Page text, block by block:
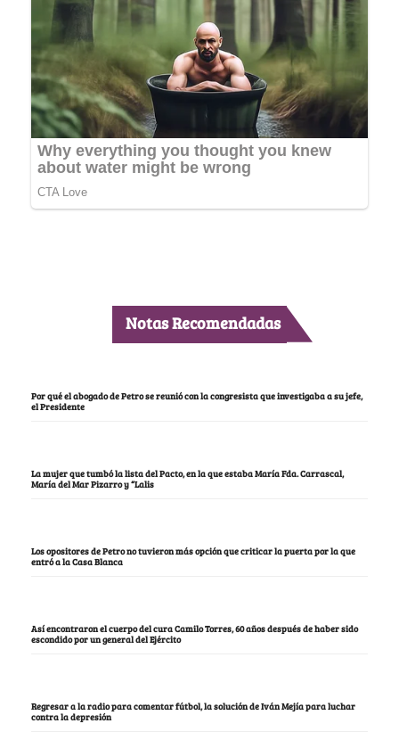
Notas Recomendadas
Por qué el abogado de Petro se reunió con la congresista que investigaba a su jefe,
el Presidente
La mujer que tumbó la lista del Pacto, en la que estaba María Fda. Carrascal,
María del Mar Pizarro y “Lalis
Los opositores de Petro no tuvieron más opción que criticar la puerta por la que
entró a la Casa Blanca
Así encontraron el cuerpo del cura Camilo Torres, 60 años después de haber sido
escondido por un general del Ejército
Regresar a la radio para comentar fútbol, la solución de Iván Mejía para luchar
contra la depresión